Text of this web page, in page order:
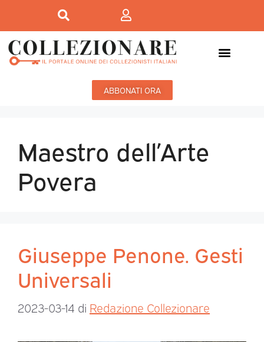
ABBONATI ORA
Maestro dell’Arte
Povera
Giuseppe Penone. Gesti
Universali
2023-03-14 di Redazione Collezionare